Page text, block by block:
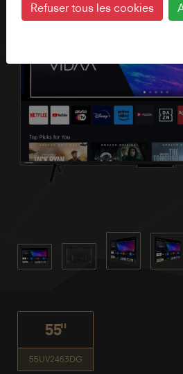
55"
55UV2463DG
Refuser tous les cookies